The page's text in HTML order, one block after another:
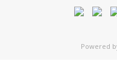
Powered